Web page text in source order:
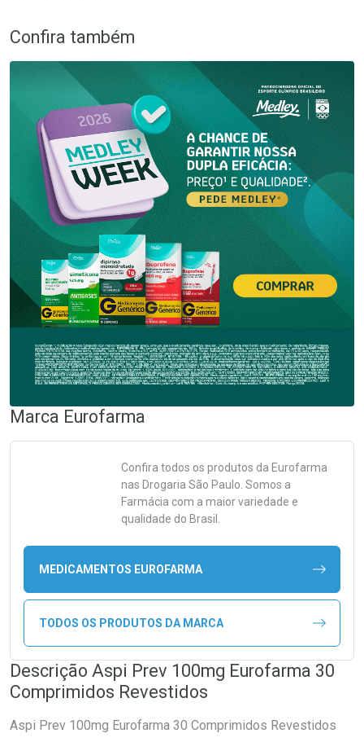
Confira também
Marca Eurofarma
Confira todos os produtos da Eurofarma
nas Drogaria São Paulo. Somos a
Farmácia com a maior variedade e
qualidade do Brasil.
MEDICAMENTOS EUROFARMA
TODOS OS PRODUTOS DA MARCA
Descrição Aspi Prev 100mg Eurofarma 30
Comprimidos Revestidos
Aspi Prev 100mg Eurofarma 30 Comprimidos Revestidos